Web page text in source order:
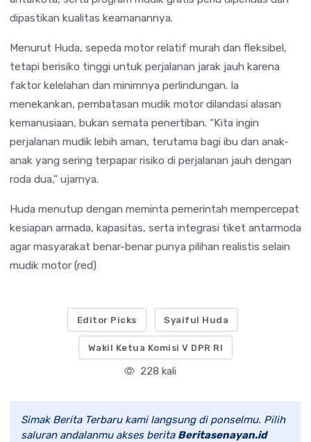
dipastikan kualitas keamanannya.
Menurut Huda, sepeda motor relatif murah dan fleksibel,
tetapi berisiko tinggi untuk perjalanan jarak jauh karena
faktor kelelahan dan minimnya perlindungan. Ia
menekankan, pembatasan mudik motor dilandasi alasan
kemanusiaan, bukan semata penertiban. “Kita ingin
perjalanan mudik lebih aman, terutama bagi ibu dan anak-
anak yang sering terpapar risiko di perjalanan jauh dengan
roda dua,” ujarnya.
Huda menutup dengan meminta pemerintah mempercepat
kesiapan armada, kapasitas, serta integrasi tiket antarmoda
agar masyarakat benar-benar punya pilihan realistis selain
mudik motor (red)
Editor Picks Syaiful Huda
Wakil Ketua Komisi V DPR RI
228 kali
Simak Berita Terbaru kami langsung di ponselmu. Pilih
saluran andalanmu akses berita Beritasenayan.id